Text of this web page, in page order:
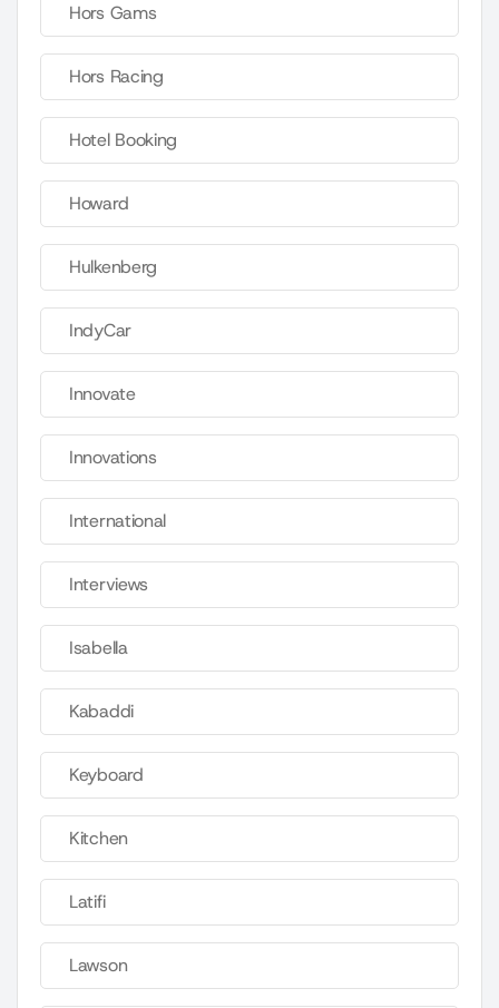
Hors Gams
Hors Racing
Hotel Booking
Howard
Hulkenberg
IndyCar
Innovate
Innovations
International
Interviews
Isabella
Kabaddi
Keyboard
Kitchen
Latifi
Lawson